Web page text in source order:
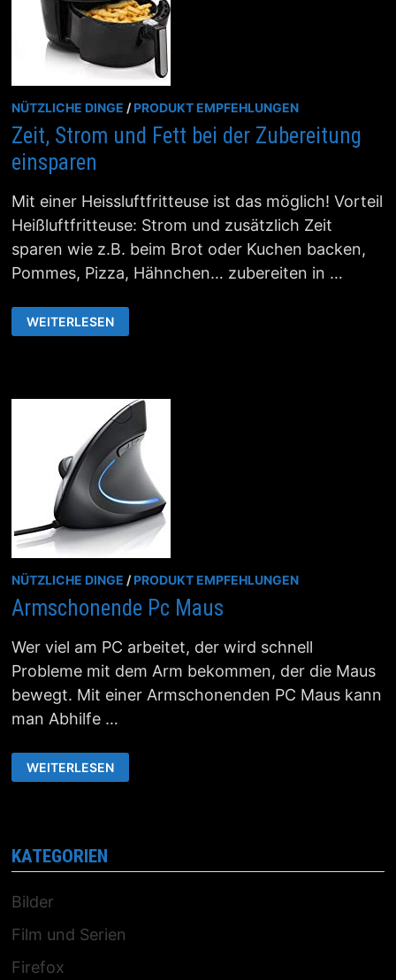
NÜTZLICHE DINGE /PRODUKT EMPFEHLUNGEN
Zeit, Strom und Fett bei der Zubereitung
einsparen
Mit einer Heissluftfritteuse ist das möglich! Vorteil
Heißluftfritteuse: Strom und zusätzlich Zeit
sparen wie z.B. beim Brot oder Kuchen backen,
Pommes, Pizza, Hähnchen… zubereiten in …
ZEIT,
STROM
UND
EINSPAREN
WEITERLESEN
NÜTZLICHE DINGE /PRODUKT EMPFEHLUNGEN
Armschonende Pc Maus
Wer viel am PC arbeitet, der wird schnell
Probleme mit dem Arm bekommen, der die Maus
bewegt. Mit einer Armschonenden PC Maus kann
man Abhilfe …
ARMSCHONENDE
PC
MAUS
WEITERLESEN
KATEGORIEN
Bilder
Film und Serien
Firefox